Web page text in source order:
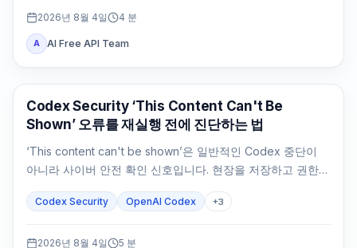
2026년 8월 4일 4 분
A AI Free API Team
OpenAI Codex
Codex Security ‘This Content Can't Be
Shown’ 오류를 재실행 전에 진단하는 법
‘This content can't be shown’은 일반적인 Codex 중단이
아니라 사이버 안전 확인 신호입니다. 현장을 저장하고 권한을
Codex Security OpenAI Codex +3
2026년 8월 4일 5 분